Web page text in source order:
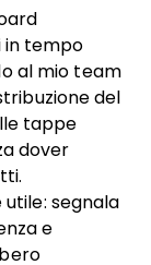
in tempo
al mio team
del
tappe
dover
utile: segnala
e